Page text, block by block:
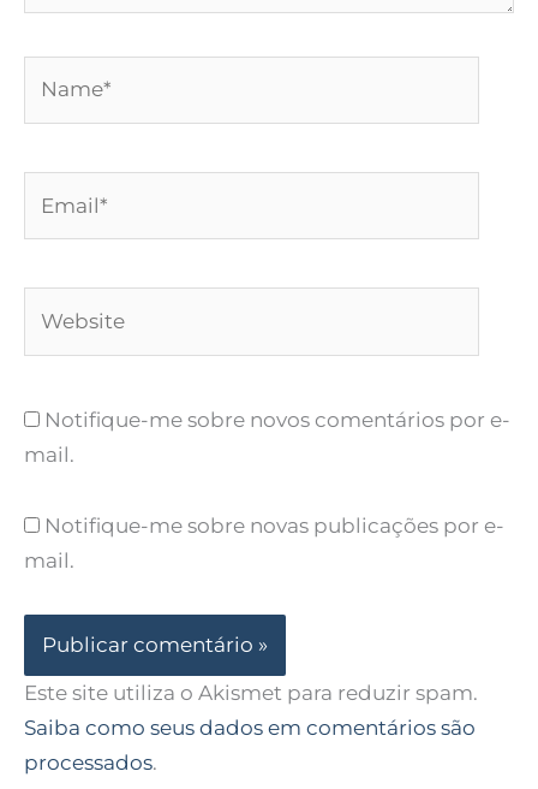
Notifique-me sobre novos comentários por e-
mail.
Notifique-me sobre novas publicações por e-
mail.
Este site utiliza o Akismet para reduzir spam.
Saiba como seus dados em comentários são
processados.